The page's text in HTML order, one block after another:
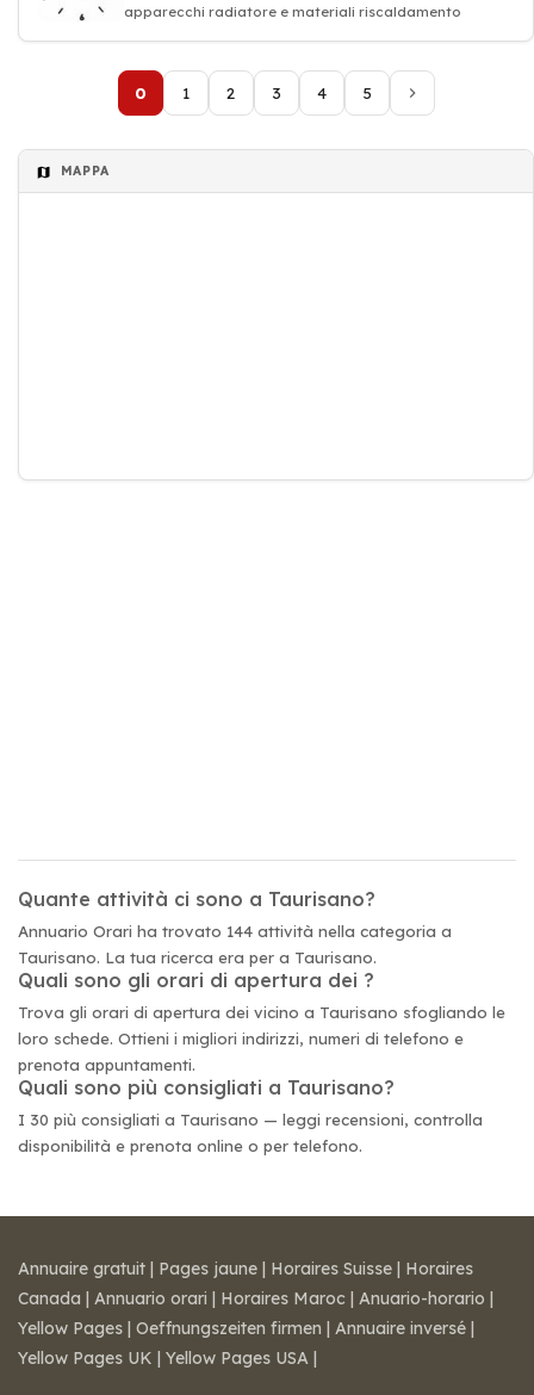
apparecchi radiatore e materiali riscaldamento
0 1 2 3 4 5
MAPPA
Quante attività ci sono a Taurisano?
Annuario Orari ha trovato 144 attività nella categoria a
Taurisano. La tua ricerca era per a Taurisano.
Quali sono gli orari di apertura dei ?
Trova gli orari di apertura dei vicino a Taurisano sfogliando le
loro schede. Ottieni i migliori indirizzi, numeri di telefono e
prenota appuntamenti.
Quali sono più consigliati a Taurisano?
I 30 più consigliati a Taurisano — leggi recensioni, controlla
disponibilità e prenota online o per telefono.
Annuaire gratuit | Pages jaune | Horaires Suisse | Horaires
Canada | Annuario orari | Horaires Maroc | Anuario-horario |
Yellow Pages | Oeffnungszeiten firmen | Annuaire inversé |
Yellow Pages UK | Yellow Pages USA |